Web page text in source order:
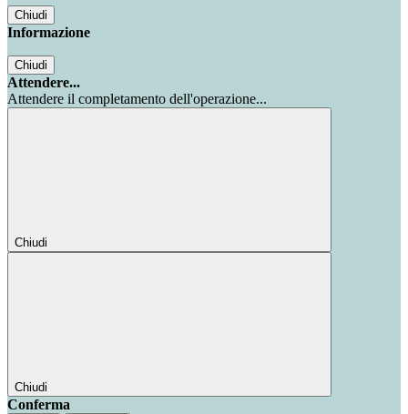
Chiudi
Informazione
Chiudi
Attendere...
Attendere il completamento dell'operazione...
Chiudi
Chiudi
Conferma